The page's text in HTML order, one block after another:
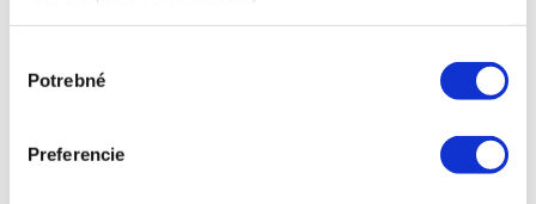
súhlasu
Potrebné
Preferencie